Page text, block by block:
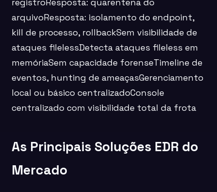
arquivoResposta: isolamento do endpoint,
kill de processo, rollbackSem visibilidade de
ataques filelessDetecta ataques fileless em
memóriaSem capacidade forenseTimeline de
eventos, hunting de ameaçasGerenciamento
local ou básico centralizadoConsole
centralizado com visibilidade total da frota
As Principais Soluções EDR do
Mercado